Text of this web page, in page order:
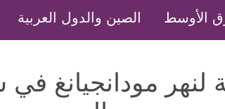
الأوسط الصين والدول العربية
لنهر مودانجيانغ